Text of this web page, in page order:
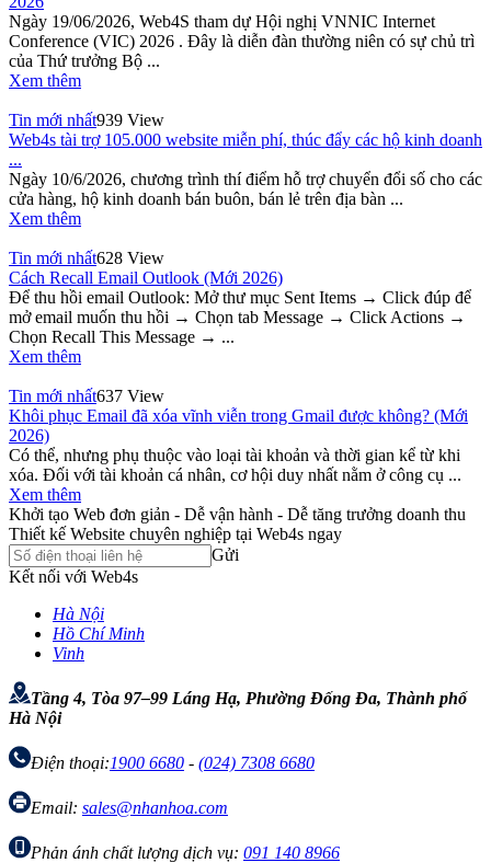
Ngày 19/06/2026, Web4S tham dự Hội nghị VNNIC Internet
Conference (VIC) 2026 . Đây là diễn đàn thường niên có sự chủ trì
của Thứ trưởng Bộ ...
Xem thêm
Tin mới nhất939 View
Web4s tài trợ 105.000 website miễn phí, thúc đẩy các hộ kinh doanh
...
Ngày 10/6/2026, chương trình thí điểm hỗ trợ chuyển đổi số cho các
cửa hàng, hộ kinh doanh bán buôn, bán lẻ trên địa bàn ...
Xem thêm
Tin mới nhất628 View
Cách Recall Email Outlook (Mới 2026)
Để thu hồi email Outlook: Mở thư mục Sent Items → Click đúp để
mở email muốn thu hồi → Chọn tab Message → Click Actions →
Chọn Recall This Message → ...
Xem thêm
Tin mới nhất637 View
Khôi phục Email đã xóa vĩnh viễn trong Gmail được không? (Mới
2026)
Có thể, nhưng phụ thuộc vào loại tài khoản và thời gian kể từ khi
xóa. Đối với tài khoản cá nhân, cơ hội duy nhất nằm ở công cụ ...
Xem thêm
Khởi tạo Web đơn giản - Dễ vận hành - Dễ tăng trưởng doanh thu
Thiết kế Website chuyên nghiệp tại Web4s ngay
Gửi
Kết nối với Web4s
Hà Nội
Hồ Chí Minh
Vinh
Tầng 4, Tòa 97–99 Láng Hạ, Phường Đống Đa, Thành phố
Hà Nội
Điện thoại:1900 6680 - (024) 7308 6680
Email: sales@nhanhoa.com
Phản ánh chất lượng dịch vụ: 091 140 8966